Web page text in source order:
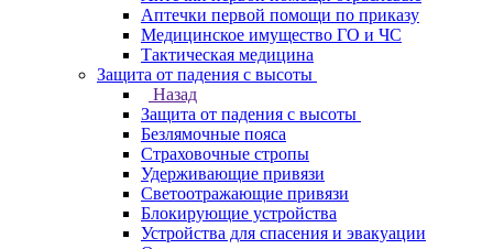
Аптечки первой помощи по приказу
Медицинское имущество ГО и ЧС
Тактическая медицина
Защита от падения с высоты
Назад
Защита от падения с высоты
Безлямочные пояса
Страховочные стропы
Удерживающие привязи
Светоотражающие привязи
Блокирующие устройства
Устройства для спасения и эвакуации